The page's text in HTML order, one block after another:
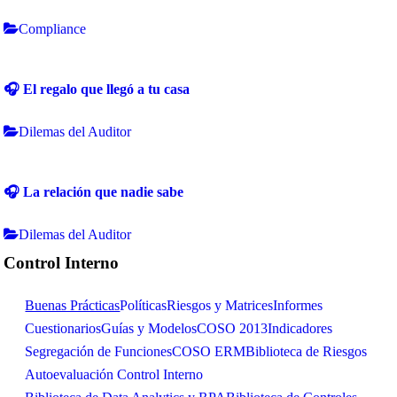
Compliance
🎧 El regalo que llegó a tu casa
Dilemas del Auditor
🎧 La relación que nadie sabe
Dilemas del Auditor
Control Interno
Buenas PrácticasPolíticasRiesgos y MatricesInformes
CuestionariosGuías y ModelosCOSO 2013Indicadores
Segregación de FuncionesCOSO ERMBiblioteca de Riesgos
Autoevaluación Control Interno